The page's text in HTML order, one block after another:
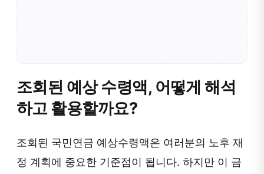
조회된 예상 수령액, 어떻게 해석
하고 활용할까요?
조회된 국민연금 예상수령액은 여러분의 노후 재
정 계획에 중요한 기준점이 됩니다. 하지만 이 금